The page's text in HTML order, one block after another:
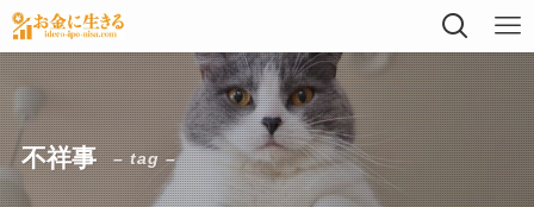
不祥事 – tag –